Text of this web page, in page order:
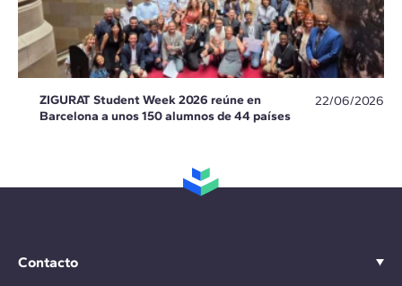
ZIGURAT Student Week 2026 reúne en
Barcelona a unos 150 alumnos de 44 países
22/06/2026
Contacto